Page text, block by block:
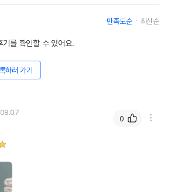
만족도순 최신순
기를 확인할 수 있어요.
하러 가기
0